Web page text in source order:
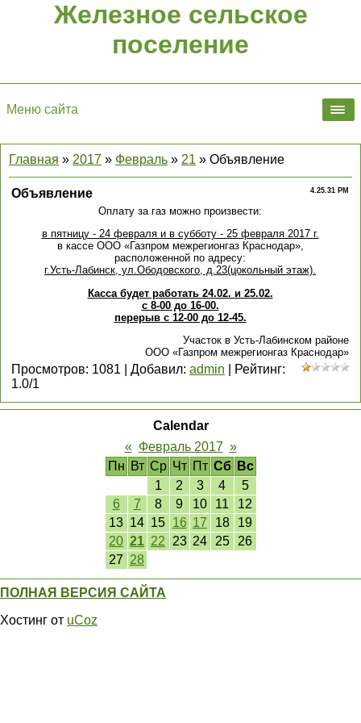
Железное сельское
поселение
Меню сайта
Главная » 2017 » Февраль » 21 » Объявление
4.25.31 PM
Объявление
Оплату за газ можно произвести:
в пятницу - 24 февраля и в субботу - 25 февраля 2017 г.
в кассе ООО «Газпром межрегионгаз Краснодар»,
расположенной по адресу:
г.Усть-Лабинск, ул.Ободовского, д.23(цокольный этаж).
Касса будет работать 24.02. и 25.02.
с 8-00 до 16-00.
перерыв с 12-00 до 12-45.
Участок в Усть-Лабинском районе
ООО «Газпром межрегионгаз Краснодар»
Просмотров: 1081 Добавил: admin Рейтинг:
1.0/1
Calendar
« Февраль 2017 »
Пн Вт Ср Чт Пт Сб
Вс
1
2 3 4
5
6
7 8 9 10 11
12
13 14 15 16 17 18
19
20 21 22 23 24 25
26
27 28
ПОЛНАЯ ВЕРСИЯ САЙТА
Хостинг от uCoz